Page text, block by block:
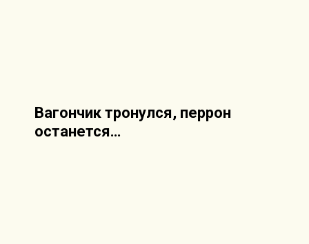
Вагончик тронулся, перрон
останется…